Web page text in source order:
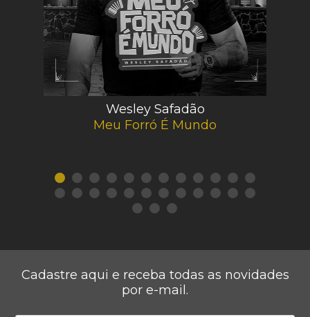
Wesley Safadão
Meu Forró É Mundo
Cadastre aqui e receba todas as novidades
por e-mail.